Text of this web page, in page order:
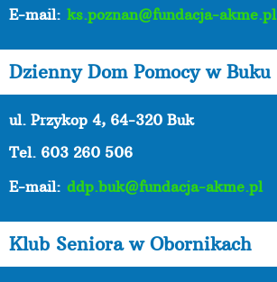
E-mail: ks.poznan@fundacja-akme.pl
Dzienny Dom Pomocy w Buku
ul. Przykop 4, 64-320 Buk
Tel. 603 260 506
E-mail: ddp.buk@fundacja-akme.pl
Klub Seniora w Obornikach